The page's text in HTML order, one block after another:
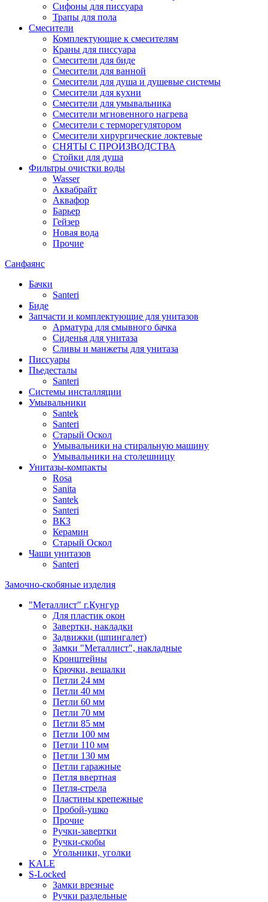
Сифоны для писсуара
Трапы для пола
Смесители
Комплектующие к смесителям
Краны для писсуара
Смесители для биде
Смесители для ванной
Смесители для душа и душевые системы
Смесители для кухни
Смесители для умывальника
Смесители мгновенного нагрева
Смесители с терморегулятором
Смесители хирургические локтевые
СНЯТЫ С ПРОИЗВОДСТВА
Стойки для душа
Фильтры очистки воды
Wasser
Аквабрайт
Аквафор
Барьер
Гейзер
Новая вода
Прочие
Санфаянс
Бачки
Santeri
Биде
Запчасти и комплектующие для унитазов
Арматура для смывного бачка
Сиденья для унитаза
Сливы и манжеты для унитаза
Писсуары
Пьедесталы
Santeri
Системы инсталляции
Умывальники
Santek
Santeri
Старый Оскол
Умывальники на стиральную машину
Умывальники на столешницу
Унитазы-компакты
Rosa
Sanita
Santek
Santeri
ВКЗ
Керамин
Старый Оскол
Чаши унитазов
Santeri
Замочно-скобяные изделия
"Металлист" г.Кунгур
Для пластик окон
Завертки, накладки
Задвижки (шпингалет)
Замки "Металлист", накладные
Кронштейны
Крючки, вешалки
Петли 24 мм
Петли 40 мм
Петли 60 мм
Петли 70 мм
Петли 85 мм
Петли 100 мм
Петли 110 мм
Петли 130 мм
Петли гаражные
Петля ввертная
Петля-стрела
Пластины крепежные
Пробой-ушко
Прочие
Ручки-завертки
Ручки-скобы
Угольники, уголки
KALE
S-Locked
Замки врезные
Ручки раздельные